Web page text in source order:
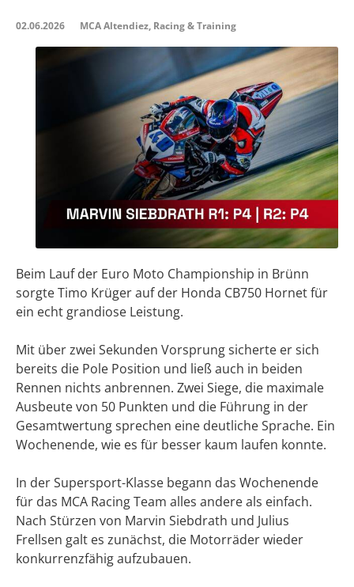
02.06.2026 MCA Altendiez, Racing & Training
Beim Lauf der Euro Moto Championship in Brünn
sorgte Timo Krüger auf der Honda CB750 Hornet für
ein echt grandiose Leistung.
Mit über zwei Sekunden Vorsprung sicherte er sich
bereits die Pole Position und ließ auch in beiden
Rennen nichts anbrennen. Zwei Siege, die maximale
Ausbeute von 50 Punkten und die Führung in der
Gesamtwertung sprechen eine deutliche Sprache. Ein
Wochenende, wie es für besser kaum laufen konnte.
In der Supersport-Klasse begann das Wochenende
für das MCA Racing Team alles andere als einfach.
Nach Stürzen von Marvin Siebdrath und Julius
Frellsen galt es zunächst, die Motorräder wieder
konkurrenzfähig aufzubauen.